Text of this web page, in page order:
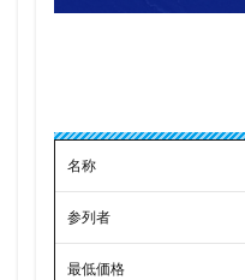
名称
参列者
最低価格